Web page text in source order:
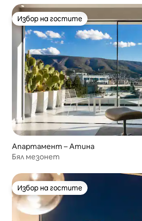
Избор на гостите
Избор на гостите
Апартамент – Атина
Бял мезонет
Избор на гостите
Избор на гостите